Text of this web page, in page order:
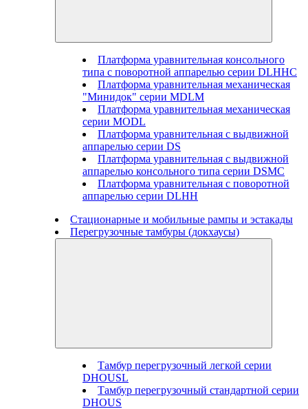
Платформа уравнительная консольного
типа с поворотной аппарелью серии DLHHC
Платформа уравнительная механическая
"Минидок" серии MDLM
Платформа уравнительная механическая
серии MODL
Платформа уравнительная с выдвижной
аппарелью серии DS
Платформа уравнительная с выдвижной
аппарелью консольного типа серии DSMC
Платформа уравнительная с поворотной
аппарелью серии DLHH
Стационарные и мобильные рампы и эстакады
Перегрузочные тамбуры (докхаусы)
Тамбур перегрузочный легкой серии
DHOUSL
Тамбур перегрузочный стандартной серии
DHOUS